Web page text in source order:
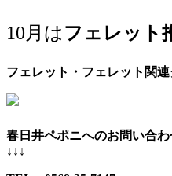
10月はフェレット
フェレット・フェレット関連
春日井ペポニへのお問い合わ
↓↓↓